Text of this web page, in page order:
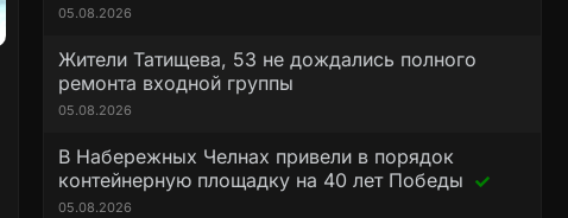
05.08.2026
Жители Татищева, 53 не дождались полного
ремонта входной группы
05.08.2026
В Набережных Челнах привели в порядок
контейнерную площадку на 40 лет Победы
05.08.2026